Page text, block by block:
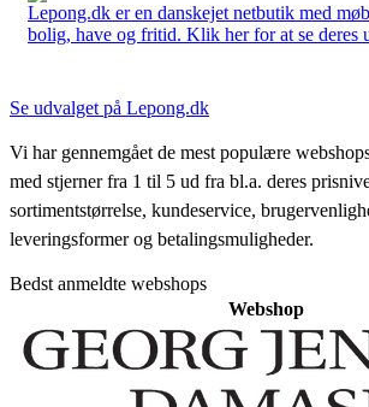
Lepong.dk er en danskejet netbutik med
bolig, have og fritid. Klik her for at se deres
Se udvalget på Lepong.dk
Vi har gennemgået de mest populære
med stjerner fra 1 til 5 ud fra bl.a. deres
sortimentstørrelse, kundeservice,
leveringsformer og betalingsmuligheder.
Bedst anmeldte webshops
Webshop